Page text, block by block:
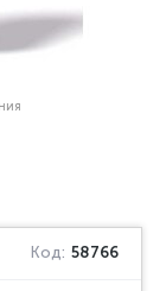
Код: 58766